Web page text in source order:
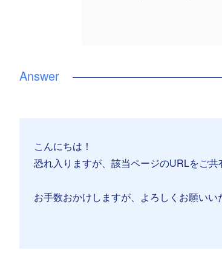
こんにちは！
恐れ入りますが、該当ページのURLをご共
お手数おかけしますが、よろしくお願いい